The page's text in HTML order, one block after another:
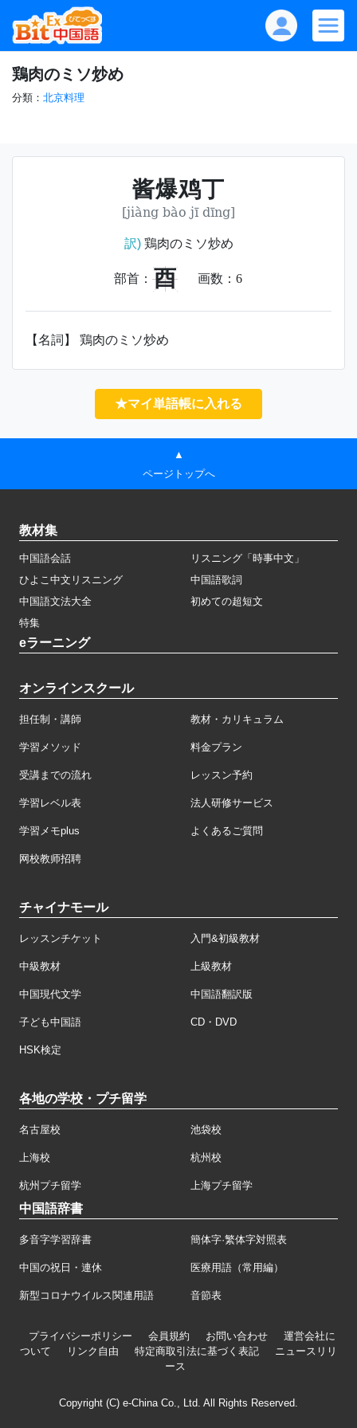
鶏肉のミソ炒め
分類： 北京料理
酱爆鸡丁
[jiàng bào jī dīng]
訳)鶏肉のミソ炒め
部首： 酉 画数： 6
【名詞】 鶏肉のミソ炒め
★マイ単語帳に入れる
▲
ページトップへ
教材集
中国語会話
リスニング「時事中文」
ひよこ中文リスニング
中国語歌詞
中国語文法大全
初めての超短文
特集
eラーニング
オンラインスクール
担任制・講師 教材・カリキュラム
学習メソッド 料金プラン
受講までの流れ レッスン予約
学習レベル表 法人研修サービス
学習メモplus よくあるご質問
网校教师招聘
チャイナモール
レッスンチケット 入門&初級教材
中級教材 上級教材
中国現代文学 中国語翻訳版
子ども中国語 CD・DVD
HSK検定
各地の学校・プチ留学
名古屋校 池袋校
上海校 杭州校
杭州プチ留学 上海プチ留学
中国語辞書
多音字学習辞書 簡体字·繁体字対照表
中国の祝日・連休 医療用語（常用編）
新型コロナウイルス関連用語 音節表
プライバシーポリシー 会員規約 お問い合わせ
運営会社に
ついて
リンク自由 特定商取引法に基づく表記
ニュースリリ
ース
Copyright (C) e-China Co., Ltd. All Rights Reserved.